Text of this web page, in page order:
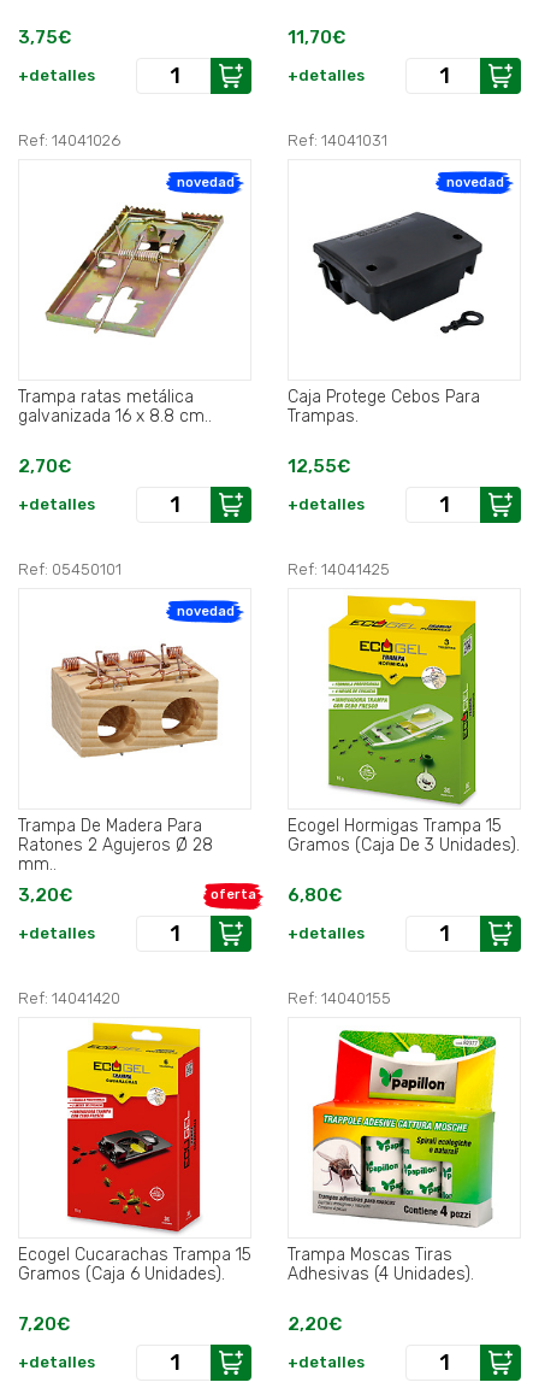
3,75€
+detalles
11,70€
+detalles
Ref: 14041026
novedad
Trampa ratas metálica
galvanizada 16 x 8.8 cm..
2,70€
+detalles
Ref: 14041031
novedad
Caja Protege Cebos Para
Trampas.
12,55€
+detalles
Ref: 05450101
novedad
Trampa De Madera Para
Ratones 2 Agujeros Ø 28
mm..
oferta
3,20€
+detalles
Ref: 14041425
Ecogel Hormigas Trampa 15
Gramos (Caja De 3 Unidades).
6,80€
+detalles
Ref: 14041420
Ecogel Cucarachas Trampa 15
Gramos (Caja 6 Unidades).
7,20€
+detalles
Ref: 14040155
Trampa Moscas Tiras
Adhesivas (4 Unidades).
2,20€
+detalles